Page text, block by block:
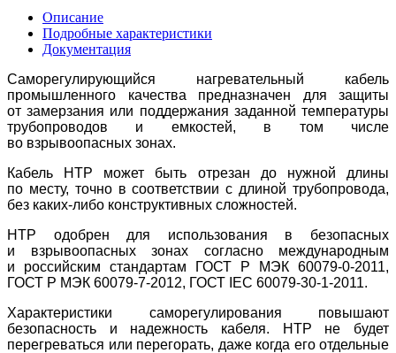
Описание
Подробные характеристики
Документация
Саморегулирующийся нагревательный кабель
промышленного качества предназначен для защиты
от замерзания или поддержания заданной температуры
трубопроводов и емкостей, в том числе
во взрывоопасных зонах.
Кабель НТР может быть отрезан до нужной длины
по месту, точно в соответствии с длиной трубопровода,
без каких-либо конструктивных сложностей.
HTP одобрен для использования в безопасных
и взрывоопасных зонах согласно международным
и российским стандартам ГОСТ Р МЭК 60079-0-2011,
ГОСТ Р МЭК 60079-7-2012, ГОСТ IEC 60079-30-1-2011.
Характеристики саморегулирования повышают
безопасность и надежность кабеля. HTP не будет
перегреваться или перегорать, даже когда его отдельные